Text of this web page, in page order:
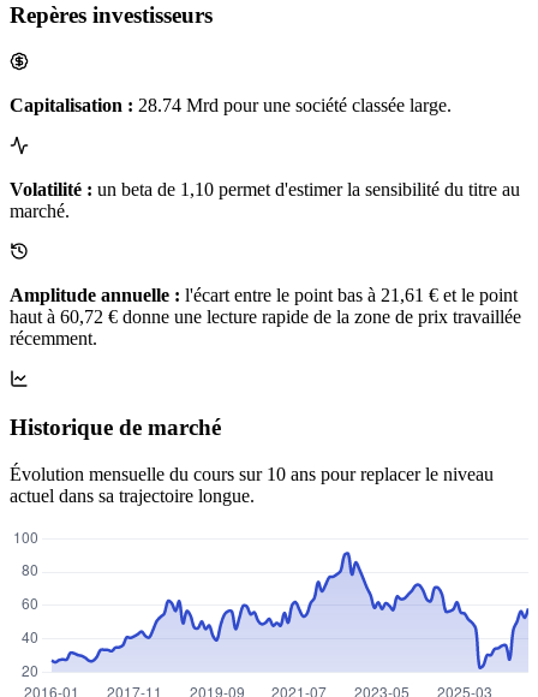
Repères investisseurs
Capitalisation : 28.74 Mrd pour une société classée large.
Volatilité : un beta de 1,10 permet d'estimer la sensibilité du titre au
marché.
Amplitude annuelle : l'écart entre le point bas à 21,61 € et le point
haut à 60,72 € donne une lecture rapide de la zone de prix travaillée
récemment.
Historique de marché
Évolution mensuelle du cours sur 10 ans pour replacer le niveau
actuel dans sa trajectoire longue.